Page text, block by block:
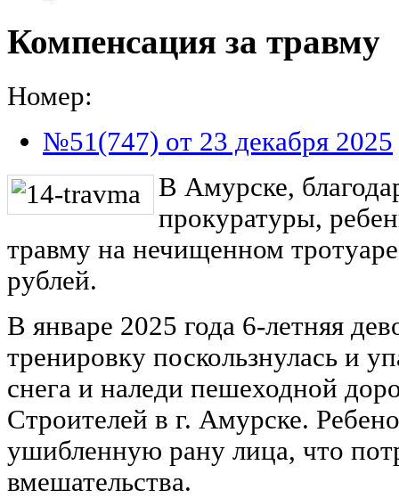
Компенсация за травму
Номер:
№51(747) от 23 декабря 2025
В Амурске,
прокуратуры,
травму на нечищенном
рублей.
В январе 2025 года 6-летняя
тренировку поскользнулась и
снега и наледи пешеходной
Строителей в г. Амурске.
ушибленную рану лица, что
вмешательства.